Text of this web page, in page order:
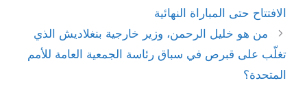
الافتتاح حتى المباراة النهائية
من هو خليل الرحمن، وزير خارجية بنغلاديش الذي
تغلّب على قبرص في سباق رئاسة الجمعية العامة للأمم
المتحدة؟